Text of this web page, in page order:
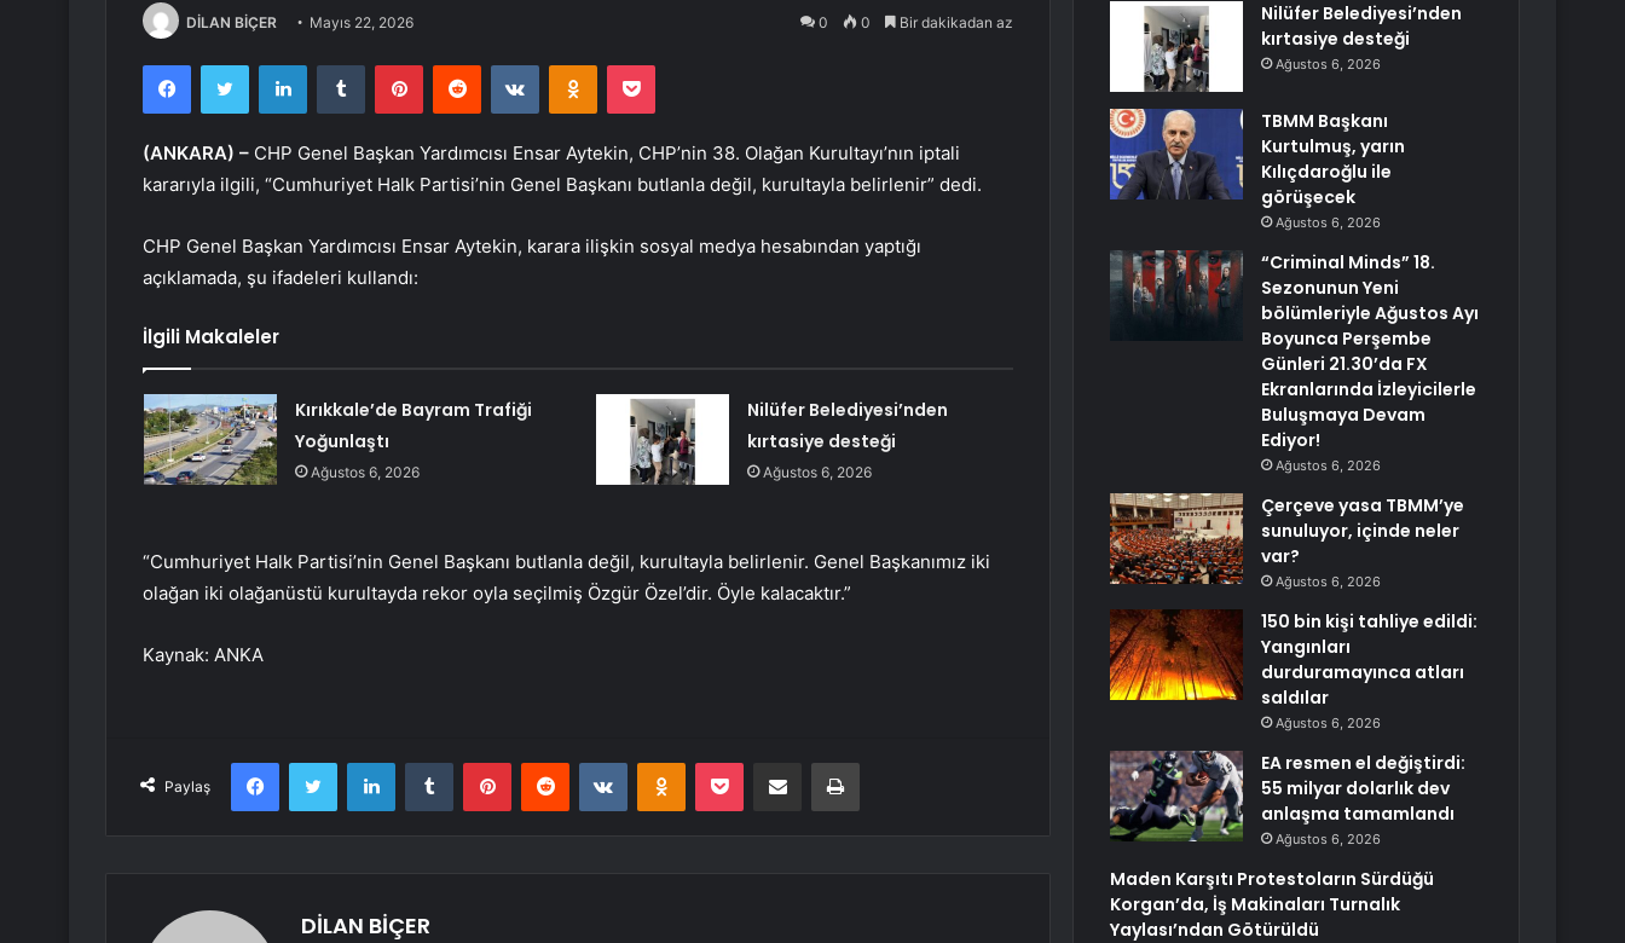
DİLAN BİÇER Mayıs 22, 2026 0 0 Bir dakikadan az
FacebookTwitter LinkedInTumblr PinterestReddit VKontakteOdnoklassniki
Pocket
(ANKARA) – CHP Genel Başkan Yardımcısı Ensar Aytekin, CHP’nin 38. Olağan Kurultayı’nın iptali
kararıyla ilgili, “Cumhuriyet Halk Partisi’nin Genel Başkanı butlanla değil, kurultayla belirlenir” dedi.
CHP Genel Başkan Yardımcısı Ensar Aytekin, karara ilişkin sosyal medya hesabından yaptığı
açıklamada, şu ifadeleri kullandı:
İlgili Makaleler
Kırıkkale’de Bayram Trafiği
Yoğunlaştı
Ağustos 6, 2026
Nilüfer Belediyesi’nden
kırtasiye desteği
Ağustos 6, 2026
“Cumhuriyet Halk Partisi’nin Genel Başkanı butlanla değil, kurultayla belirlenir. Genel Başkanımız iki
olağan iki olağanüstü kurultayda rekor oyla seçilmiş Özgür Özel’dir. Öyle kalacaktır.”
Kaynak: ANKA
Paylaş
FacebookTwitter LinkedInTumblr PinterestReddit VKontakteOdnoklassniki
Pocket E-Posta ile paylaş Yazdır
DİLAN BİÇER
Nilüfer Belediyesi’nden
kırtasiye desteği
Ağustos 6, 2026
TBMM Başkanı
Kurtulmuş, yarın
Kılıçdaroğlu ile
görüşecek
Ağustos 6, 2026
“Criminal Minds” 18.
Sezonunun Yeni
bölümleriyle Ağustos Ayı
Boyunca Perşembe
Günleri 21.30’da FX
Ekranlarında İzleyicilerle
Buluşmaya Devam
Ediyor!
Ağustos 6, 2026
Çerçeve yasa TBMM’ye
sunuluyor, içinde neler
var?
Ağustos 6, 2026
150 bin kişi tahliye edildi:
Yangınları
durduramayınca atları
saldılar
Ağustos 6, 2026
EA resmen el değiştirdi:
55 milyar dolarlık dev
anlaşma tamamlandı
Ağustos 6, 2026
Maden Karşıtı Protestoların Sürdüğü
Korgan’da, İş Makinaları Turnalık
Yaylası’ndan Götürüldü